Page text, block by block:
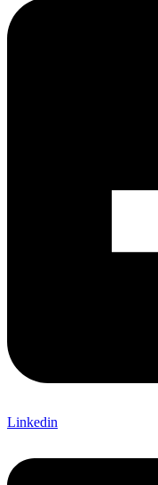
Linkedin